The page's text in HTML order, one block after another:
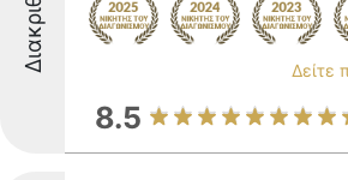
Δείτε
8.5